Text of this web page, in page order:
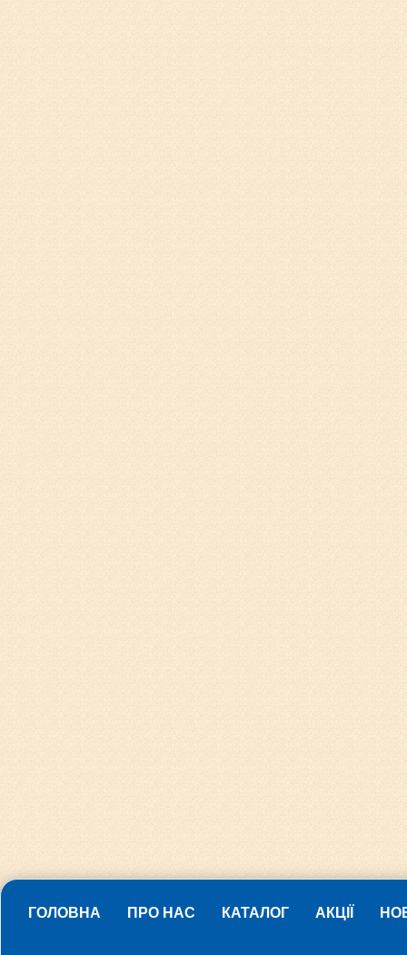
ГОЛОВНА ПРО НАС КАТАЛОГ АКЦІЇ